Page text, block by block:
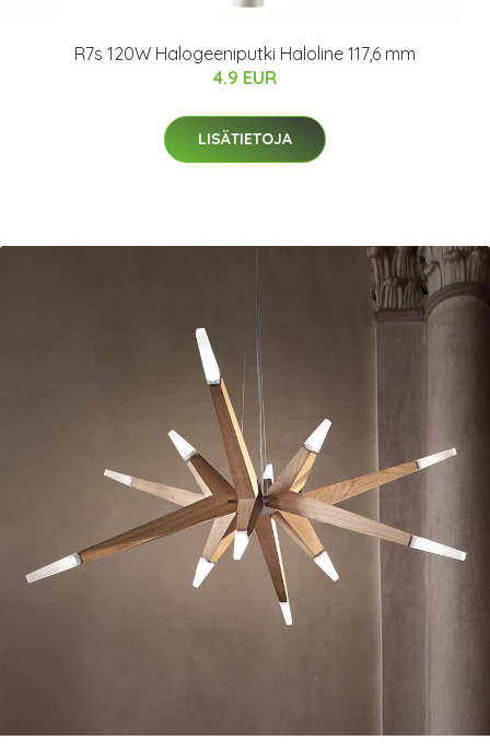
R7s 120W Halogeeniputki Haloline 117,6 mm
4.9 EUR
LISÄTIETOJA